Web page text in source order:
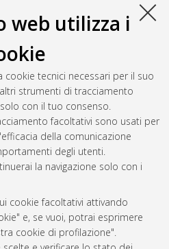
web utilizza i
tecnici necessari per il suo
strumenti di tracciamento
con il tuo consenso.
facoltativi sono usati per
della comunicazione
degli utenti.
la navigazione solo con i
cookie facoltativi attivando
e, se vuoi, potrai esprimere
cookie di profilazione".
Condividi
scelta dell'autore. (
documento: